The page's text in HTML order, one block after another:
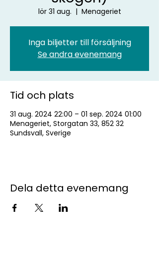
lör 31 aug.
  |
Menageriet
Inga biljetter till försäljning
Se andra evenemang
Tid och plats
31 aug. 2024 22:00 – 01 sep. 2024 01:00
Menageriet, Storgatan 33, 852 32
Sundsvall, Sverige
Dela detta evenemang